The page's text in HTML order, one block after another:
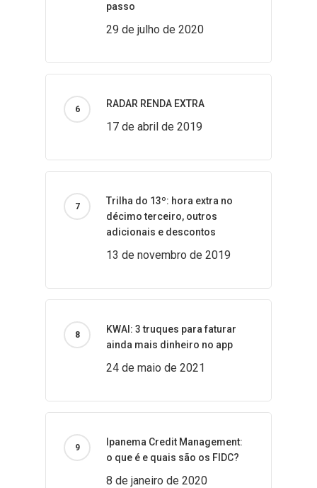
passo
29 de julho de 2020
RADAR RENDA EXTRA
17 de abril de 2019
Trilha do 13º: hora extra no
décimo terceiro, outros
adicionais e descontos
13 de novembro de 2019
KWAI: 3 truques para faturar
ainda mais dinheiro no app
24 de maio de 2021
Ipanema Credit Management:
o que é e quais são os FIDC?
8 de janeiro de 2020